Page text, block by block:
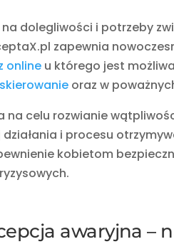
dolegliwości i potrzeby
zapewnia
online u którego jest
oraz w
na celu rozwianie
i procesu
kobietom
awaryjna –